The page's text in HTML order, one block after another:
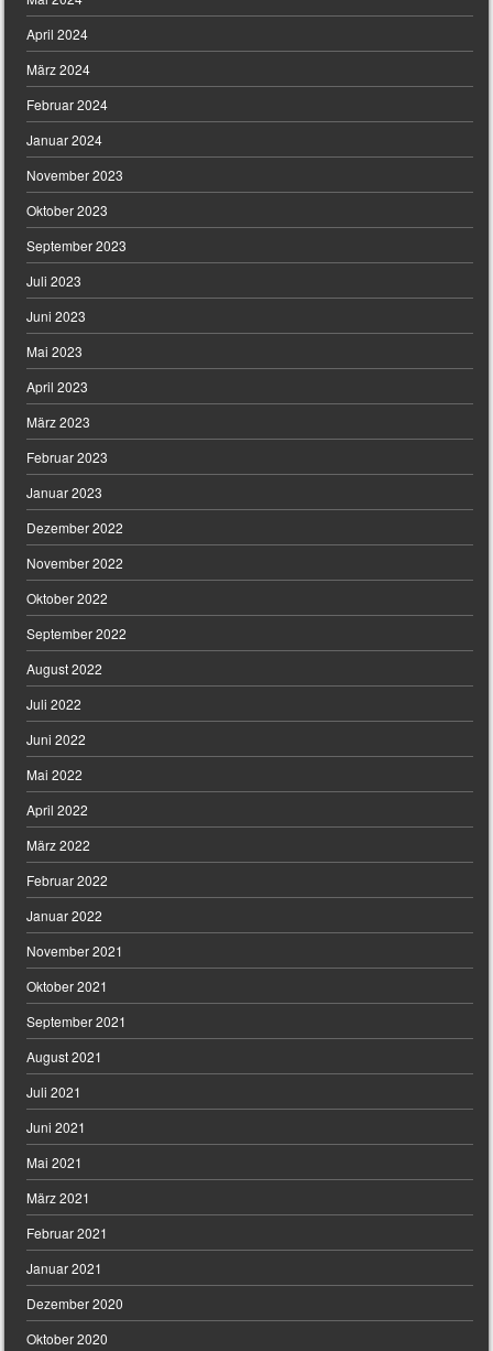
April 2024
März 2024
Februar 2024
Januar 2024
November 2023
Oktober 2023
September 2023
Juli 2023
Juni 2023
Mai 2023
April 2023
März 2023
Februar 2023
Januar 2023
Dezember 2022
November 2022
Oktober 2022
September 2022
August 2022
Juli 2022
Juni 2022
Mai 2022
April 2022
März 2022
Februar 2022
Januar 2022
November 2021
Oktober 2021
September 2021
August 2021
Juli 2021
Juni 2021
Mai 2021
März 2021
Februar 2021
Januar 2021
Dezember 2020
Oktober 2020